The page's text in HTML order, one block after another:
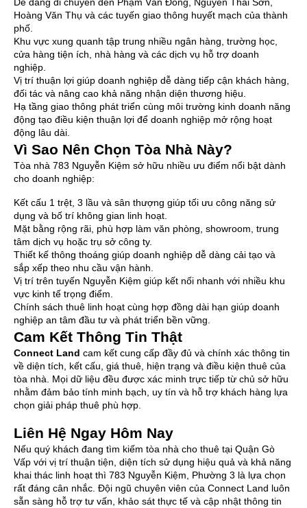
Dễ dàng di chuyển đến Phạm Văn Đồng, Nguyễn Thái Sơn,
Hoàng Văn Thụ và các tuyến giao thông huyết mạch của thành
phố.
Khu vực xung quanh tập trung nhiều ngân hàng, trường học,
cửa hàng tiện ích, nhà hàng và các dịch vụ hỗ trợ doanh
nghiệp.
Vị trí thuận lợi giúp doanh nghiệp dễ dàng tiếp cận khách hàng,
đối tác và nâng cao khả năng nhận diện thương hiệu.
Hạ tầng giao thông phát triển cùng môi trường kinh doanh năng
động tạo điều kiện thuận lợi để doanh nghiệp mở rộng hoạt
động lâu dài.
Vì Sao Nên Chọn Tòa Nhà Này?
Tòa nhà 783 Nguyễn Kiệm sở hữu nhiều ưu điểm nổi bật dành
cho doanh nghiệp:
Kết cấu 1 trệt, 3 lầu và sân thượng giúp tối ưu công năng sử
dụng và bố trí không gian linh hoạt.
Mặt bằng rộng rãi, phù hợp làm văn phòng, showroom, trung
tâm dịch vụ hoặc trụ sở công ty.
Thiết kế thông thoáng giúp doanh nghiệp dễ dàng cải tạo và
sắp xếp theo nhu cầu vận hành.
Vị trí trên tuyến Nguyễn Kiệm giúp kết nối nhanh với nhiều khu
vực kinh tế trọng điểm.
Chính sách thuê linh hoạt cùng hợp đồng dài hạn giúp doanh
nghiệp an tâm đầu tư và phát triển bền vững.
Cam Kết Thông Tin Thật
Connect Land cam kết cung cấp đầy đủ và chính xác thông tin
về diện tích, kết cấu, giá thuê, hiện trạng và điều kiện thuê của
tòa nhà. Mọi dữ liệu đều được xác minh trực tiếp từ chủ sở hữu
nhằm đảm bảo tính minh bạch, uy tín và hỗ trợ khách hàng lựa
chọn giải pháp thuê phù hợp.
Liên Hệ Ngay Hôm Nay
Nếu quý khách đang tìm kiếm tòa nhà cho thuê tại Quận Gò
Vấp với vị trí thuận tiện, diện tích sử dụng hiệu quả và khả năng
khai thác linh hoạt thì 783 Nguyễn Kiệm, Phường 3 là lựa chọn
rất đáng cân nhắc. Đội ngũ chuyên viên của Connect Land luôn
sẵn sàng hỗ trợ tư vấn, khảo sát thực tế và cập nhật thông tin